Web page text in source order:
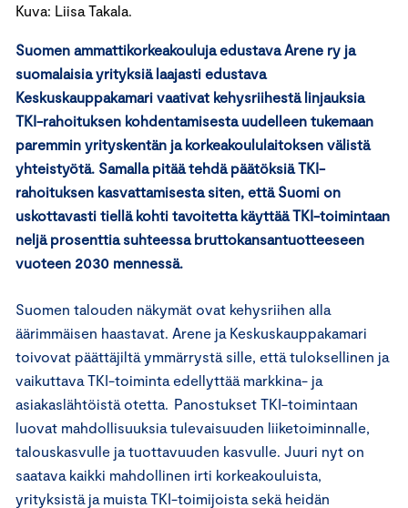
Kuva: Liisa Takala.
Suomen ammattikorkeakouluja edustava Arene ry ja
suomalaisia yrityksiä laajasti edustava
Keskuskauppakamari vaativat kehysriihestä linjauksia
TKI-rahoituksen kohdentamisesta uudelleen tukemaan
paremmin yrityskentän ja korkeakoululaitoksen välistä
yhteistyötä. Samalla pitää tehdä päätöksiä TKI-
rahoituksen kasvattamisesta siten, että Suomi on
uskottavasti tiellä kohti tavoitetta käyttää TKI-toimintaan
neljä prosenttia suhteessa bruttokansantuotteeseen
vuoteen 2030 mennessä.
Suomen talouden näkymät ovat kehysriihen alla
äärimmäisen haastavat. Arene ja Keskuskauppakamari
toivovat päättäjiltä ymmärrystä sille, että tuloksellinen ja
vaikuttava TKI-toiminta edellyttää markkina- ja
asiakaslähtöistä otetta. Panostukset TKI-toimintaan
luovat mahdollisuuksia tulevaisuuden liiketoiminnalle,
talouskasvulle ja tuottavuuden kasvulle. Juuri nyt on
saatava kaikki mahdollinen irti korkeakouluista,
yrityksistä ja muista TKI-toimijoista sekä heidän